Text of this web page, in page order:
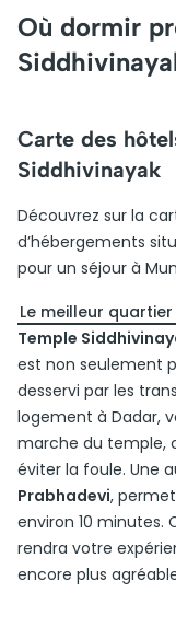
Où dormir
Carte des
Siddhivinayak
Découvrez sur la
d’hébergements
pour un séjour à
Le meilleur
Temple
est non seulement
desservi par les
logement à Dadar,
marche du temple,
éviter la foule. Une
Prabhadevi,
environ 10 minutes.
rendra votre
encore plus